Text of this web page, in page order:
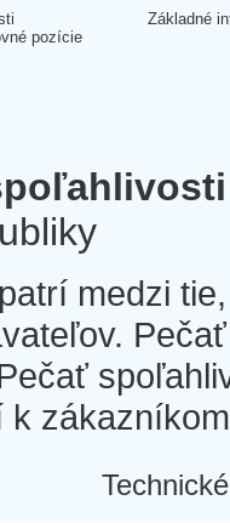
pozície
Základné
medzi
k